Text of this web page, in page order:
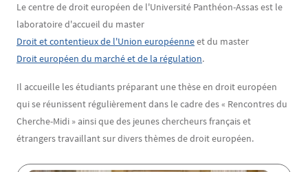
Le centre de droit européen de l'Université Panthéon-Assas est le
laboratoire d'accueil du master
Droit et contentieux de l'Union européenneet du master
Droit européen du marché et de la régulation.
Il accueille les étudiants préparant une thèse en droit européen
qui se réunissent régulièrement dans le cadre des « Rencontres du
Cherche-Midi » ainsi que des jeunes chercheurs français et
étrangers travaillant sur divers thèmes de droit européen.